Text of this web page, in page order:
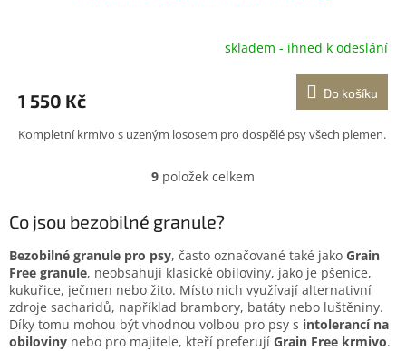
R
M
A
je
z
skladem - ihned k odeslání
1 550 Kč Do košíku
Kompletní krmivo s uzeným lososem pro dospělé psy všech plemen.
O
l
á
d
a
c
í
p
r
9 položek celkem
Co jsou bezobilné granule?
Bezobilné granule pro psy, často označované také jako Grain
Free granule, neobsahují klasické obiloviny, jako je pšenice,
kukuřice, ječmen nebo žito. Místo nich využívají alternativní
zdroje sacharidů, například brambory, batáty nebo luštěniny.
Díky tomu mohou být vhodnou volbou pro psy s intolerancí na
obiloviny nebo pro majitele, kteří preferují Grain Free krmivo.